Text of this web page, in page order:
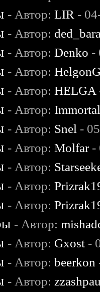
- Автор:LIR -
- Автор:
- Автор:Denko -
- Автор:
- Автор:HELGA
- Автор:
- Автор: Snel -
- Автор:Molfar-
- Автор:
- Автор:
- Автор:
- Автор:
- Автор: Gxost -
- Автор:beerkon
- Автор: